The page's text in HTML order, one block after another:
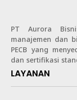
PT Aurora
manajemen dan
PECB yang
dan sertifikasi
LAYANAN